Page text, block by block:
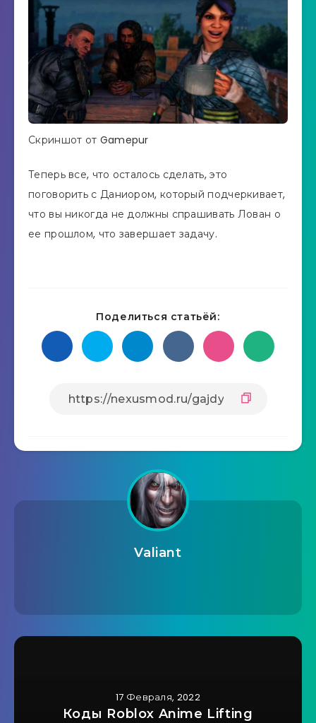
Скриншот от Gamepur
Теперь все, что осталось сделать, это
поговорить с Даниором, который подчеркивает,
что вы никогда не должны спрашивать Лован о
ее прошлом, что завершает задачу.
Поделиться статьёй:
Valiant
17 Февраля, 2022
Коды Roblox Anime Lifting